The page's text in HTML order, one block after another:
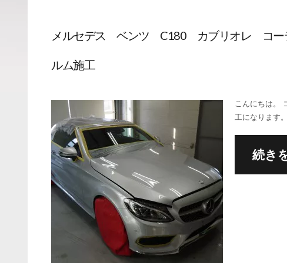
メルセデス ベンツ C180 カブリオレ コー
ルム施工
こんにちは。
工になります
続き